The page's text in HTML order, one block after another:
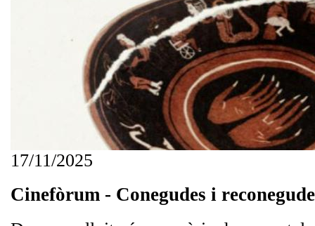
17/11/2025
Cinefòrum - Conegudes i